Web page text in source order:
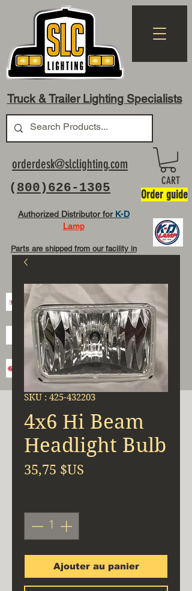
Truck & Trailer Lighting Specialists
( 800)626-1305
orderdesk@slclighting.com
Authorized Distributor for K-D
Lamp
Parts are shipped from our facility in
CART
Order guide
SKU : 425-432203
4x6 Hi Beam
Headlight Bulb
35,75 $US
Ajouter au panier